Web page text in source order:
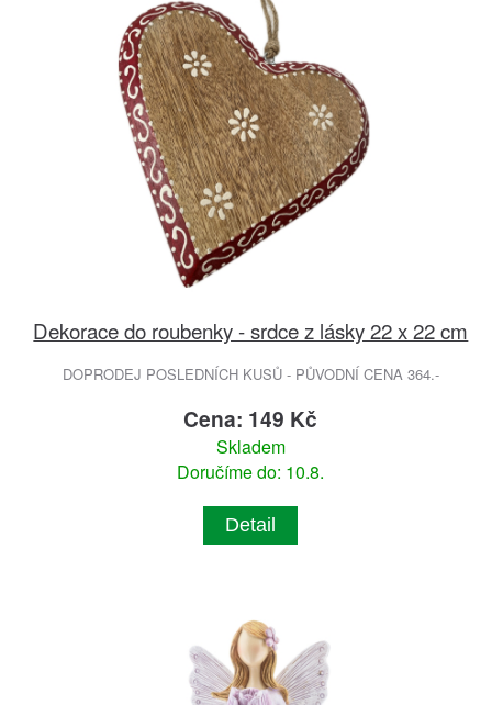
Dekorace do roubenky - srdce z lásky 22 x 22 cm
DOPRODEJ POSLEDNÍCH KUSŮ - PŮVODNÍ CENA 364.-
Cena: 149 Kč
Skladem
Doručíme do: 10.8.
Detail